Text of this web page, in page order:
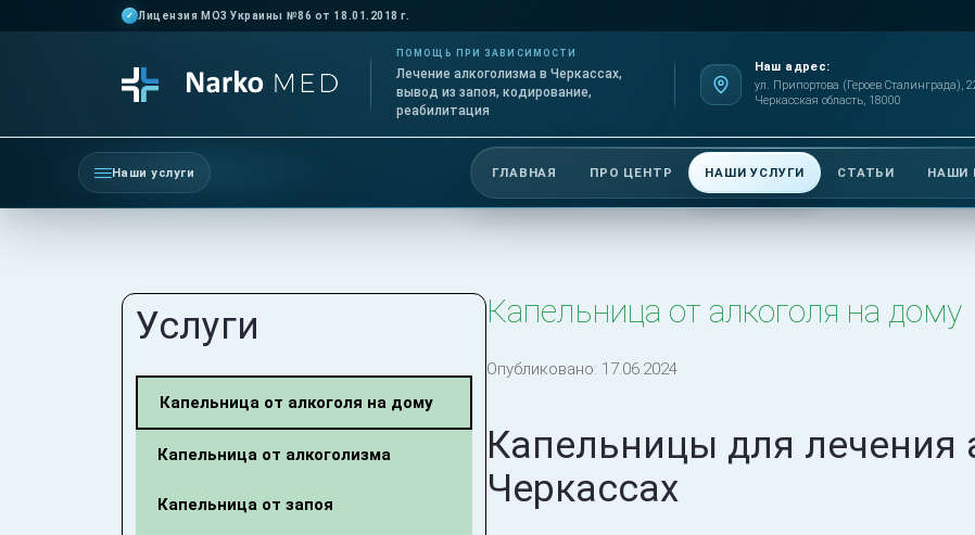
✓ Лицензия МОЗ Украины №86 от 18.01.2018 г.
ПОМОЩЬ ПРИ ЗАВИСИМОСТИ
Лечение алкоголизма в Черкассах,
вывод из запоя, кодирование,
реабилитация
Наш адрес:
ул. Припортова (Героев Сталинграда),
Черкасская область, 18000
Наши услуги ГЛАВНАЯ ПРО ЦЕНТР НАШИ УСЛУГИ СТАТЬИ НАШИ
Услуги
Капельница от алкоголя на дому
Капельница от алкоголизма
Капельница от запоя
Капельница от алкоголя на дому
Опубликовано: 17.06.2024
Капельницы для лечения
Черкассах